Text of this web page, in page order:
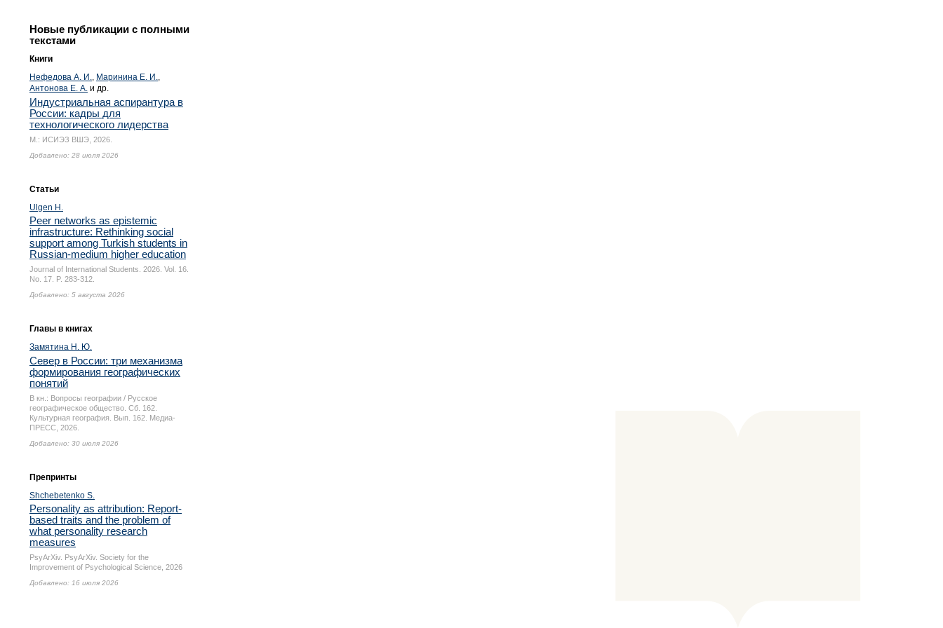
Новые публикации с полными
текстами
Книги
Нефедова А. И., Маринина Е. И.,
Антонова Е. А. и др.
Индустриальная аспирантура в
России: кадры для
технологического лидерства
М.: ИСИЭЗ ВШЭ, 2026.
Добавлено: 28 июля 2026
Статьи
Ulgen H.
Peer networks as epistemic
infrastructure: Rethinking social
support among Turkish students in
Russian-medium higher education
Journal of International Students. 2026. Vol. 16.
No. 17. P. 283-312.
Добавлено: 5 августа 2026
Главы в книгах
Замятина Н. Ю.
Север в России: три механизма
формирования географических
понятий
В кн.: Вопросы географии / Русское
географическое общество. Сб. 162.
Культурная география. Вып. 162. Медиа-
ПРЕСС, 2026.
Добавлено: 30 июля 2026
Препринты
Shchebetenko S.
Personality as attribution: Report-
based traits and the problem of
what personality research
measures
PsyArXiv. PsyArXiv. Society for the
Improvement of Psychological Science, 2026
Добавлено: 16 июля 2026